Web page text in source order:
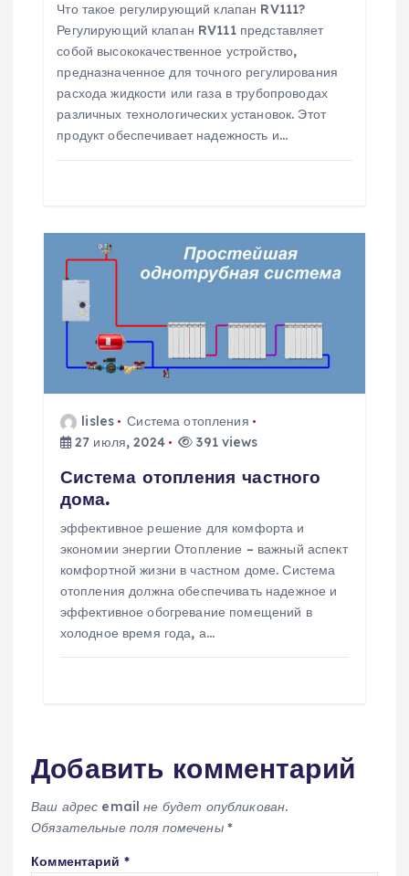
с
Что такое регулирующий клапан RV111?
Регулирующий клапан RV111 представляет
собой высококачественное устройство,
предназначенное для точного регулирования
расхода жидкости или газа в трубопроводах
различных технологических установок. Этот
продукт обеспечивает надежность и…
lisles
Система отопления
27 июля, 2024
391 views
Система отопления частного
дома.
эффективное решение для комфорта и
экономии энергии Отопление – важный аспект
комфортной жизни в частном доме. Система
отопления должна обеспечивать надежное и
эффективное обогревание помещений в
холодное время года, а…
Добавить комментарий
Ваш адрес email не будет опубликован.
Обязательные поля помечены *
Комментарий *